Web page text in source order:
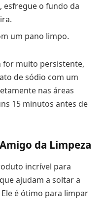
esfregue o fundo da
um pano limpo.
for muito persistente,
de sódio com um
nas áreas
15 minutos antes de
da Limpeza
incrível para
ajudam a soltar a
é ótimo para limpar